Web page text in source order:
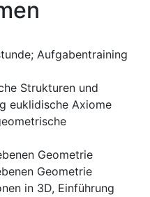
Aufgabentraining
Strukturen und
euklidische Axiome
Geometrie
Geometrie
in 3D, Einführung